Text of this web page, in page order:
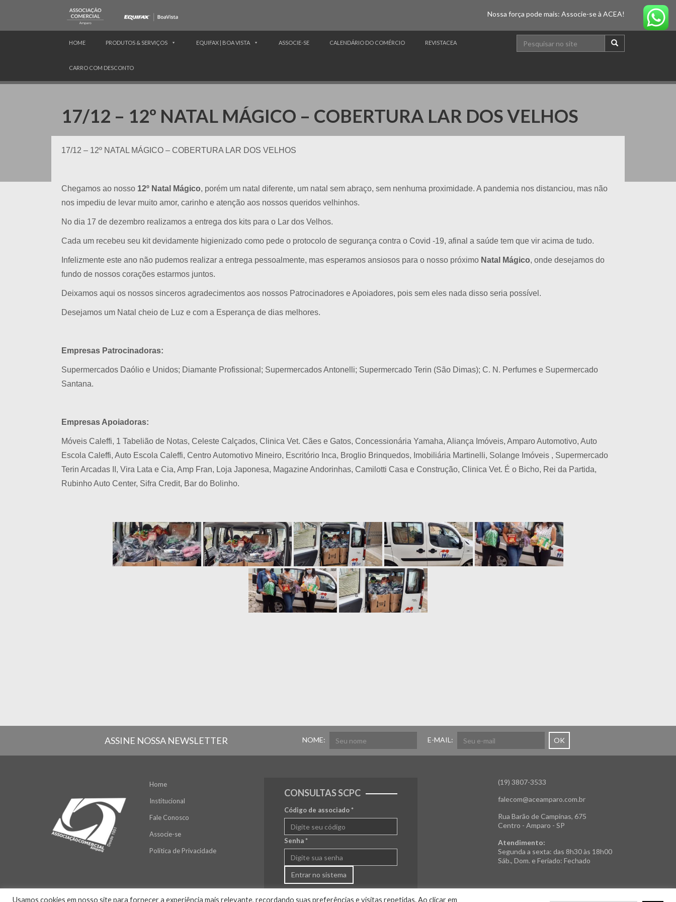
Nossa força pode mais: Associe-se à ACEA!
HOME PRODUTOS & SERVIÇOS EQUIFAX | BOA VISTA ASSOCIE-SE CALENDÁRIO DO COMÉRCIO REVISTACEA
CARRO COM DESCONTO
17/12 – 12º NATAL MÁGICO – COBERTURA LAR DOS VELHOS
17/12 – 12º NATAL MÁGICO – COBERTURA LAR DOS VELHOS
Chegamos ao nosso 12º Natal Mágico, porém um natal diferente, um natal sem abraço, sem nenhuma proximidade. A pandemia nos distanciou, mas não
nos impediu de levar muito amor, carinho e atenção aos nossos queridos velhinhos.
No dia 17 de dezembro realizamos a entrega dos kits para o Lar dos Velhos.
Cada um recebeu seu kit devidamente higienizado como pede o protocolo de segurança contra o Covid -19, afinal a saúde tem que vir acima de tudo.
Infelizmente este ano não pudemos realizar a entrega pessoalmente, mas esperamos ansiosos para o nosso próximo Natal Mágico, onde desejamos do
fundo de nossos corações estarmos juntos.
Deixamos aqui os nossos sinceros agradecimentos aos nossos Patrocinadores e Apoiadores, pois sem eles nada disso seria possível.
Desejamos um Natal cheio de Luz e com a Esperança de dias melhores.
Empresas Patrocinadoras:
Supermercados Daólio e Unidos; Diamante Profissional; Supermercados Antonelli; Supermercado Terin (São Dimas); C. N. Perfumes e Supermercado
Santana.
Empresas Apoiadoras:
Móveis Caleffi, 1 Tabelião de Notas, Celeste Calçados, Clinica Vet. Cães e Gatos, Concessionária Yamaha, Aliança Imóveis, Amparo Automotivo, Auto
Escola Caleffi, Auto Escola Caleffi, Centro Automotivo Mineiro, Escritório Inca, Broglio Brinquedos, Imobiliária Martinelli, Solange Imóveis , Supermercado
Terin Arcadas II, Vira Lata e Cia, Amp Fran, Loja Japonesa, Magazine Andorinhas, Camilotti Casa e Construção, Clinica Vet. É o Bicho, Rei da Partida,
Rubinho Auto Center, Sifra Credit, Bar do Bolinho.
ASSINE NOSSA NEWSLETTER NOME: E-MAIL: OK
Home
Institucional
Fale Conosco
Associe-se
Política de Privacidade
CONSULTAS SCPC
Código de associado*
Senha*
Entrar no sistema
(19) 3807-3533
falecom@aceamparo.com.br
Rua Barão de Campinas, 675
Centro - Amparo - SP
Atendimento:
Segunda a sexta: das 8h30 às 18h00
Sáb., Dom. e Feriado: Fechado
Usamos cookies em nosso site para fornecer a experiência mais relevante, recordando suas preferências e visitas repetidas. Ao clicar em